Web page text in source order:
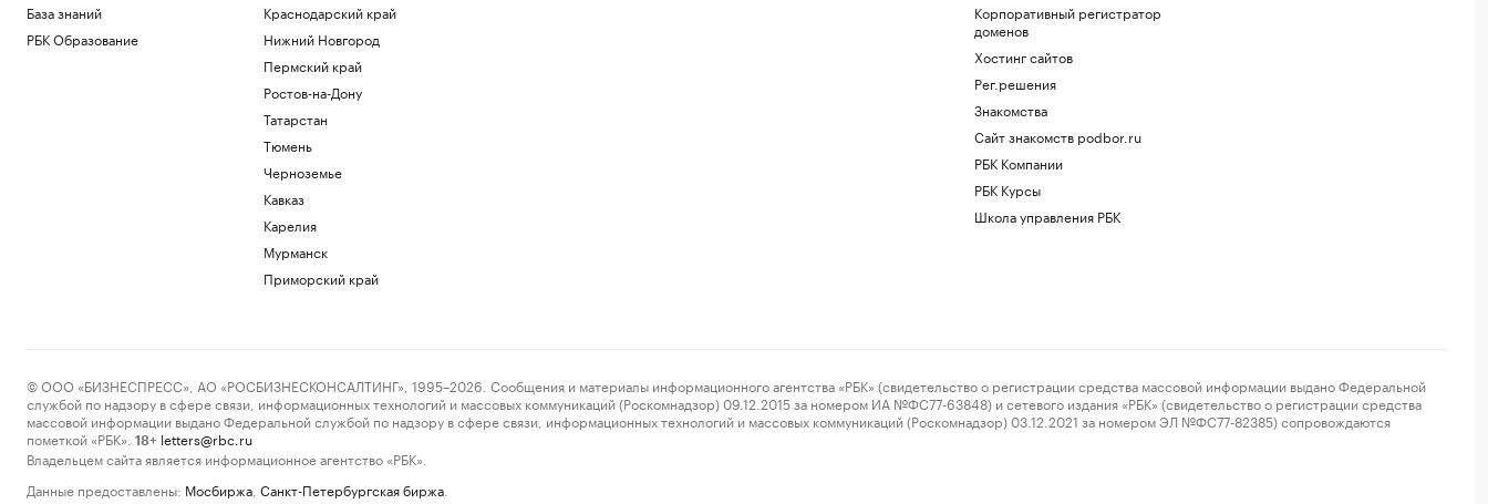
База знаний
РБК Образование
Краснодарский край
Нижний Новгород
Пермский край
Ростов-на-Дону
Татарстан
Тюмень
Черноземье
Кавказ
Карелия
Мурманск
Приморский край
Корпоративный регистратор
доменов
Хостинг сайтов
Рег.решения
Знакомства
Сайт знакомств podbor.ru
РБК Компании
РБК Курсы
Школа управления РБК
© ООО «БИЗНЕСПРЕСС», АО «РОСБИЗНЕСКОНСАЛТИНГ», 1995–2026. Сообщения и материалы информационного агентства «РБК» (свидетельство о регистрации средства массовой информации выдано Федеральной
службой по надзору в сфере связи, информационных технологий и массовых коммуникаций (Роскомнадзор) 09.12.2015 за номером ИА №ФС77-63848) и сетевого издания «РБК» (свидетельство о регистрации средства
массовой информации выдано Федеральной службой по надзору в сфере связи, информационных технологий и массовых коммуникаций (Роскомнадзор) 03.12.2021 за номером ЭЛ №ФС77-82385) сопровождаются
пометкой «РБК».
18+ letters@rbc.ru
Владельцем сайта является информационное агентство «РБК».
Данные предоставлены: Мосбиржа Санкт-Петербургская биржа